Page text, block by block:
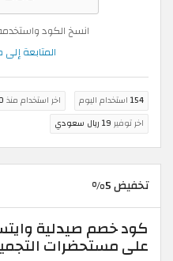
انسخ الكود
المتابعة
154 استخدام اليوم اخر استخدام منذ
اخر توفير 19 ريال سعودي
تخفيض 5%
على مستحضرات